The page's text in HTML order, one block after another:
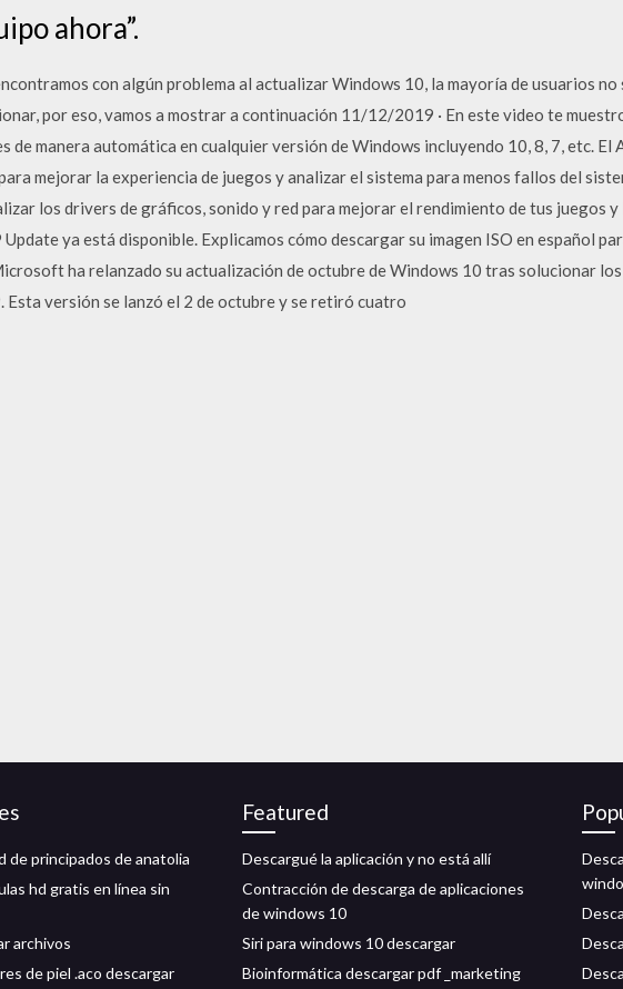
ahora”.
con algún problema al actualizar Windows 10, la mayoría de usuarios no
por eso, vamos a mostrar a continuación 11/12/2019 · En este video te
de manera automática en cualquier versión de Windows incluyendo 10, 8, 7, etc.
mejorar la experiencia de juegos y analizar el sistema para menos fallos del
los drivers de gráficos, sonido y red para mejorar el rendimiento de tus juegos
ya está disponible. Explicamos cómo descargar su imagen ISO en español
ha relanzado su actualización de octubre de Windows 10 tras solucionar
Esta versión se lanzó el 2 de octubre y se retiró cuatro
de principados de anatolia
hd gratis en línea sin
archivos
de piel .aco descargar
Featured
Descargué la aplicación y no está allí
Contracción de descarga de aplicaciones
de windows 10
Siri para windows 10 descargar
Bioinformática descargar pdf _marketing